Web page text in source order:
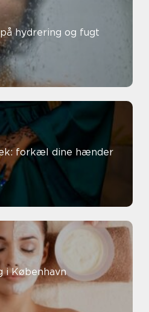
hydrering og fugt
forkæl dine hænder
i København